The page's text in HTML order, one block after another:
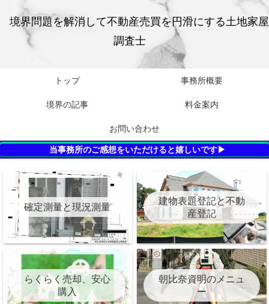
境界問題を解消して不動産売買を円滑にする土地家屋
調査士
トップ 事務所概要
境界の記事 料金案内
お問い合わせ
当事務所のご感想をいただけると嬉しいです▶
確定測量と現況測量
建物表題登記と不動
産登記
らくらく売却、安心
購入
朝比奈資明のメニュ
ー